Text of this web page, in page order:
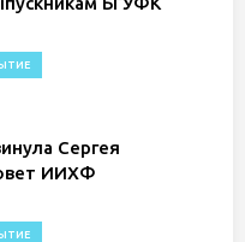
Сергея
ИИХФ